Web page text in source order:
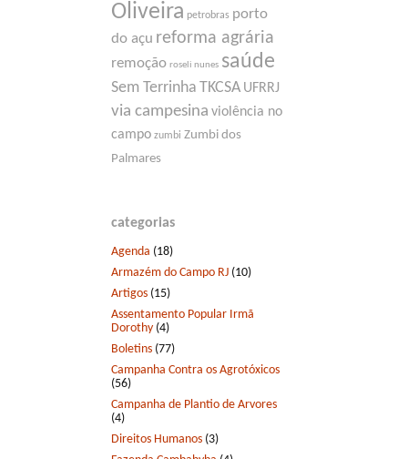
Oliveira petrobras porto
do açu reforma agrária
remoção roseli nunes saúde
Sem Terrinha TKCSA UFRRJ
via campesina violência no
campo zumbi Zumbi dos
Palmares
categorias
Agenda (18)
Armazém do Campo RJ (10)
Artigos (15)
Assentamento Popular Irmã
Dorothy (4)
Boletins (77)
Campanha Contra os Agrotóxicos
(56)
Campanha de Plantio de Arvores
(4)
Direitos Humanos (3)